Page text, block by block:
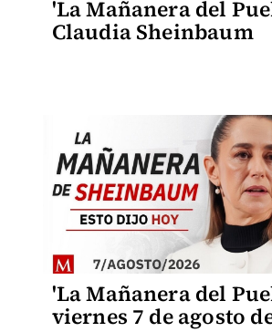
'La Mañanera del
Claudia Sheinbaum
'La Mañanera del
viernes 7 de agosto